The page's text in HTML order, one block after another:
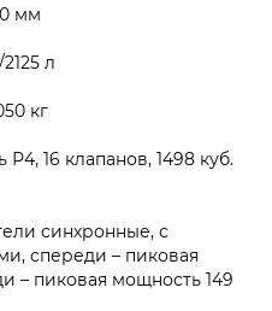
мм
л
кг
16 клапанов, 1498 куб.
синхронные, с
спереди – пиковая
– пиковая мощность 149